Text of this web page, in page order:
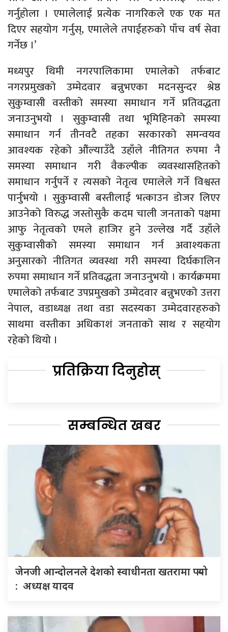
गर्नुहोला । एमालेलाई प्रत्येक नागरिकले एक एक मत
दिएर सहयोग गर्नुस्, एमालेले तपाईहरुको पाँच वर्ष सेवा
गर्नेछ ।’
मध्यपुर थिमी नगरपालिकामा एमालेको तर्फबाट
नगरप्रमुखको उम्मेदवार बन्नुभएका मदनसुन्दर श्रेष्ठ
सुकुम्वासी वस्तीको समस्या समाधान गर्ने प्रतिवद्धता
जनाउनुभयो । सुकुम्वासी तथा भूमिहिनको समस्या
समाधान गर्न तीनवटै तहका सरकारको समन्वयव
आवश्यक रहेको औंल्याउँदै उहाँले नीतिगत रुपमा नै
समस्या समाधान गरी वैकल्पीक व्यवस्थासहितको
समाधान गर्नुपर्ने र त्यसको नेतृत्व एमालेले गर्ने विश्वस्त
पार्नुभयो । सुकुम्वासी बस्तीलाई भत्काउन डोजर लिएर
आउनेको विरुद्ध जस्तोसुकै कदम चाली जनताको पक्षमा
आफु नेतृत्वको एमले हाजिर हुने उल्लेख गर्दै उहाँले
सुकुम्वासीको समस्या समाधान गर्न अवाश्यकता
अनुसारको नीतिगत व्यवस्था गरी समस्या दिर्घकालिन
रुपमा समाधान गर्ने प्रतिवद्धता जनाउनुभयो । कार्यक्रममा
एमालेको तर्फबाट उपप्रमुखको उम्मेदवार बन्नुभएको उत्तरा
नेपाल, वडाध्यक्ष तथा वडा सदस्यका उम्मेदवारहरुको
साथमा वस्तीका अधिकाशं जनताको साथ र सहयोग
रहेको थियो ।
प्रतिक्रिया दिनुहोस्
सम्बन्धित खबर
जेनजी आन्दोलनले देशको स्वाधीनता खतरामा पर्‍यो
: अध्यक्ष यादव